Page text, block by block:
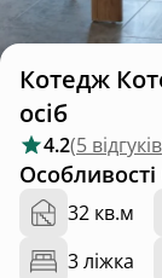
Котедж
осіб
4.2(5 відгуків
32 кв.м
3 ліжка